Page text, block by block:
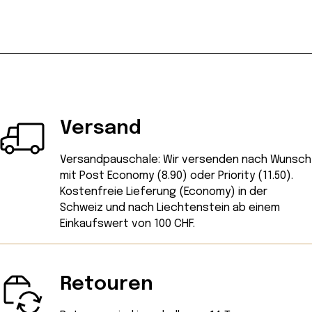
Versand
Versandpauschale: Wir versenden nach Wunsch
mit Post Economy (8.90) oder Priority (11.50).
Kostenfreie Lieferung (Economy) in der
Schweiz und nach Liechtenstein ab einem
Einkaufswert von 100 CHF.
Retouren